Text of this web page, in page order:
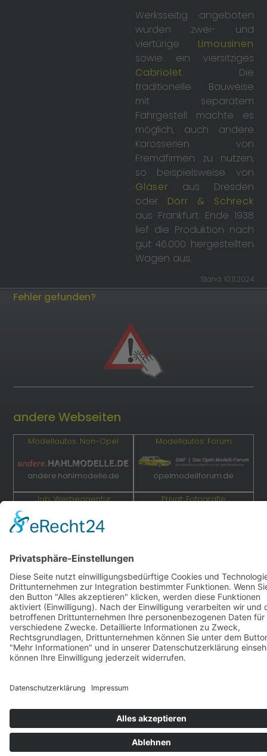
Werksseitig angeboten
wurden zwei- und
viertürige Limousinen
sowie ein viersitziges
Cabriolet. Die
traditionelle Bauweise
mit separatem
Fahrgestell machte es
möglich, auch andere
Karosserien von
Fremdfirmen zu nutzen,
so beispielsweise von
Gläser aus Dresden
oder Dörr & Schreck
aus Frankfurt. Ende 1938
lief die Produktion nach
gut 46.000 hergestellten
Wagen aus.
Stand: 10.11.2024
andere Webseiten
Modellautos: Non-Opel
andere.hahlmodelle.de
Modellautos: Forum
opelmodellforum.de
Job: Werbeagentur Privat: Fotografie
Fehler gefunden?
hahlmodelle.de | Baureihe F | 2000–2026 | Konzept,
Programmierung und Design:DOUBLE-A-DESIGN
Impressum|Datenschutz|Cookies
S